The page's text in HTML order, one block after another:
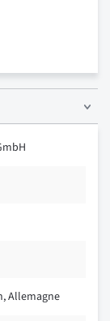
Allemagne